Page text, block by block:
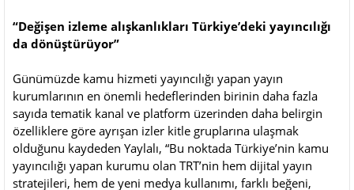
“Değişen izleme alışkanlıkları Türkiye’deki yayıncılığı
da dönüştürüyor”
Günümüzde kamu hizmeti yayıncılığı yapan yayın
kurumlarının en önemli hedeflerinden birinin daha fazla
sayıda tematik kanal ve platform üzerinden daha belirgin
özelliklere göre ayrışan izler kitle gruplarına ulaşmak
olduğunu kaydeden Yaylalı, “Bu noktada Türkiye’nin kamu
yayıncılığı yapan kurumu olan TRT’nin hem dijital yayın
stratejileri, hem de yeni medya kullanımı, farklı beğeni,